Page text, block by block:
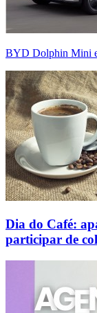
BYD Dolphin Mini
Dia do Café:
participar de